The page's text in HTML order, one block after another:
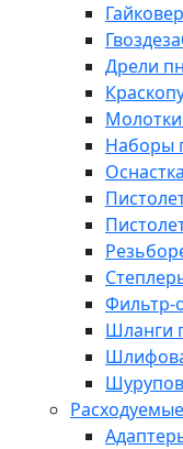
Дрели
Наборы
Фильтр-
Шланги